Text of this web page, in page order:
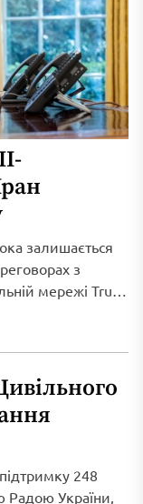
залишається
з
мережі Truth
248
Радою України,